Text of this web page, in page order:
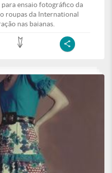
ensaio fotográfico da
roupas da International
nas baianas.